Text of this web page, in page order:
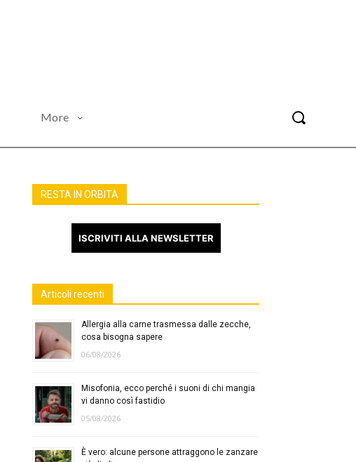
More
RESTA IN ORBITA
ISCRIVITI ALLA NEWSLETTER
Articoli recenti
Allergia alla carne trasmessa dalle zecche,
cosa bisogna sapere
06/08/2026
Misofonia, ecco perché i suoni di chi mangia
vi danno così fastidio
05/08/2026
È vero: alcune persone attraggono le zanzare